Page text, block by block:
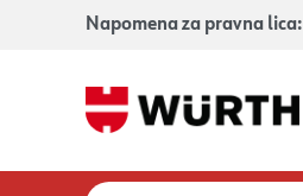
Napomena za pravna lica: